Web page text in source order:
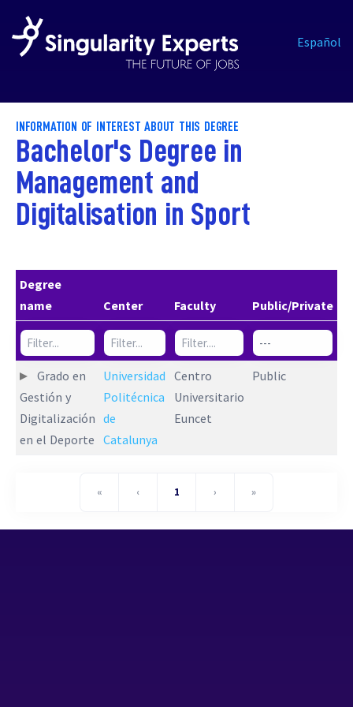
Español
INFORMATION OF INTEREST ABOUT THIS DEGREE
Bachelor's Degree in
Management and
Digitalisation in Sport
Degree
name
Center Faculty Public/Private
Grado en
Gestión y
Digitalización
en el Deporte
Universidad
Politécnica
de
Catalunya
Centro
Universitario
Euncet
Public
« ‹ 1 › »